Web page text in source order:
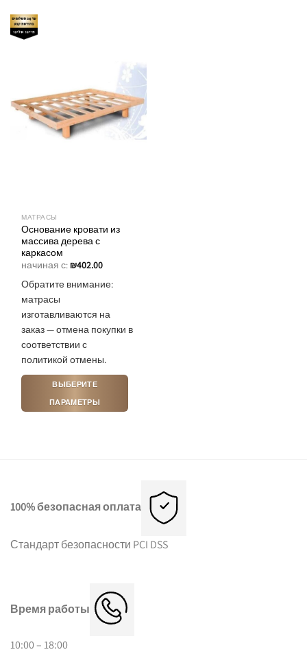
МАТРАСЫ
Основание кровати из
массива дерева с
каркасом
начиная с: ₪402.00
Обратите внимание:
матрасы
изготавливаются на
заказ — отмена покупки в
соответствии с
политикой отмены.
ВЫБЕРИТЕ
ПАРАМЕТРЫ
можно
странице
100% безопасная оплата
Стандарт безопасности PCI DSS
Время работы
10:00 – 18:00